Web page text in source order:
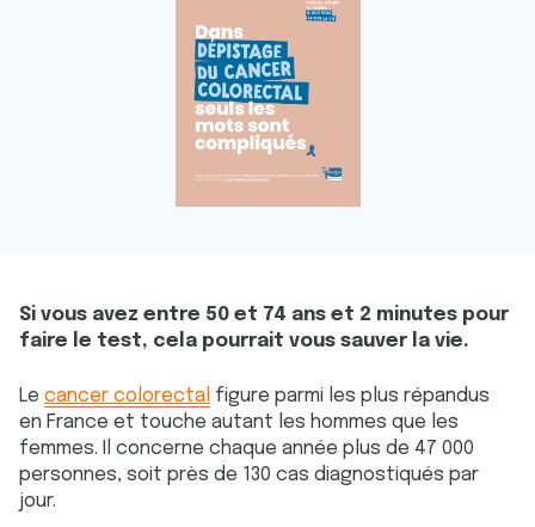
Si vous avez entre 50 et 74 ans et 2 minutes pour
faire le test, cela pourrait vous sauver la vie.
Le cancer colorectal figure parmi les plus répandus
en France et touche autant les hommes que les
femmes. Il concerne chaque année plus de 47 000
personnes, soit près de 130 cas diagnostiqués par
jour.